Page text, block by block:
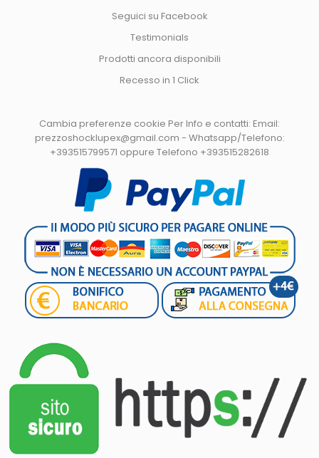
Seguici su Facebook
Testimonials
Prodotti ancora disponibili
Recesso in 1 Click
Cambia preferenze cookie Per Info e contatti: Email:
prezzoshocklupex@gmail.com - Whatsapp/Telefono:
+393515799571 oppure Telefono +393515282618